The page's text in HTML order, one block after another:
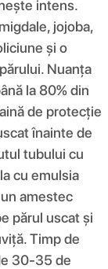
intens.
jojoba,
și o
Nuanța
la 80% din
de protecție
înainte de
tubului cu
cu emulsia
amestec
părul uscat și
Timp de
30-35 de